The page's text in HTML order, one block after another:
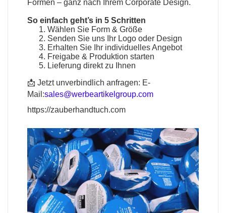
Formen – ganz nach Ihrem Corporate Design.
So einfach geht’s in 5 Schritten
Wählen Sie Form & Größe
Senden Sie uns Ihr Logo oder Design
Erhalten Sie Ihr individuelles Angebot
Freigabe & Produktion starten
Lieferung direkt zu Ihnen
📩 Jetzt unverbindlich anfragen: E-
Mail:sales@werbeartikelgroup.com
https://zauberhandtuch.com